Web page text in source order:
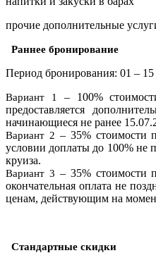
прочие дополнительные
Раннее бронирование
Период бронирования: 01 – 15
Вариант 1
– 100%
предоставляется
начинающиеся не ранее
Вариант 2 – 35% стоимости
условии доплаты до 100% не
круиза.
Вариант 3 – 35% стоимости
окончательная оплата не
ценам, действующим на
Стандартные скидки